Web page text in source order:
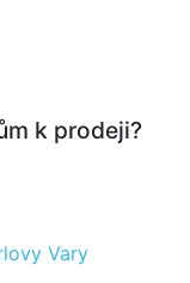
k prodeji?
Vary